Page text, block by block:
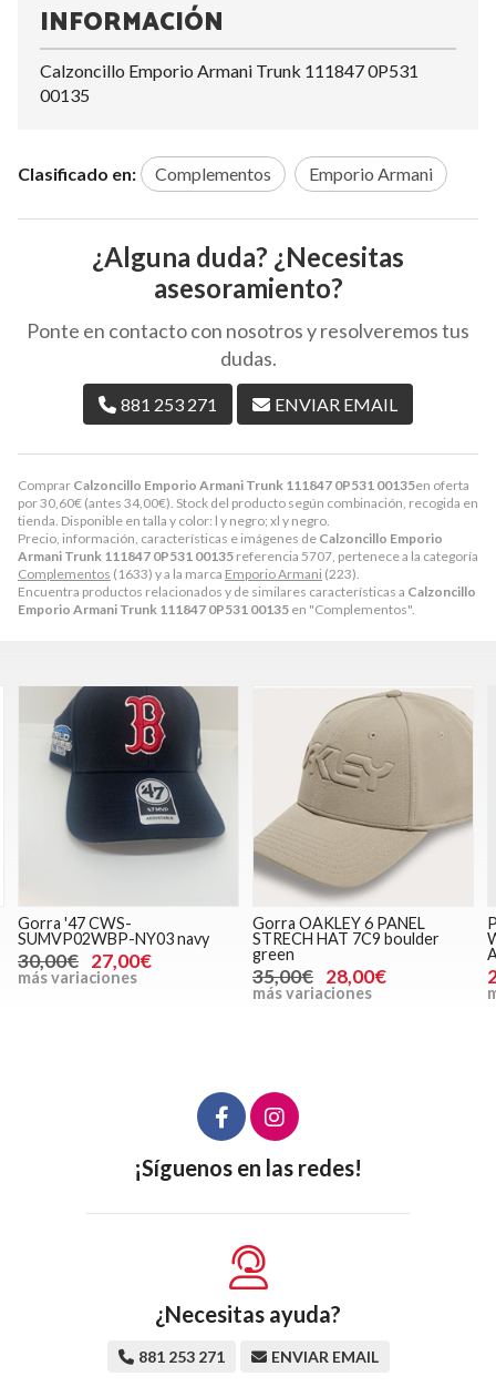
Comprar Calzoncillo Emporio Armani Trunk 111847 0P531 00135en oferta
por30,60€ (antes 34,00€). Stock del producto según combinación, recogida en
tienda. Disponible en talla y color: l y negro; xl y negro.
Precio, información, características e imágenes de Calzoncillo Emporio
Armani Trunk 111847 0P531 00135 referencia 5707, pertenece a la categoría
Complementos (1633) y a la marca Emporio Armani (223).
Encuentra productos relacionados y de similares características a Calzoncillo
Emporio Armani Trunk 111847 0P531 00135 en "Complementos".
INFORMACIÓN
Calzoncillo Emporio Armani Trunk 111847 0P531
00135
Clasificado en: Complementos Emporio Armani
¿Alguna duda? ¿Necesitas
asesoramiento?
Ponte en contacto con nosotros y resolveremos tus
dudas.
881 253 271 ENVIAR EMAIL
Gorra '47 CWS-
SUMVP02WBP-NY03 navy
30,00€ 27,00€
más variaciones
Gorra OAKLEY 6 PANEL
STRECH HAT 7C9 boulder
green
35,00€ 28,00€
más variaciones
¡Síguenos en las redes!
¿Necesitas ayuda?
881 253 271 ENVIAR EMAIL